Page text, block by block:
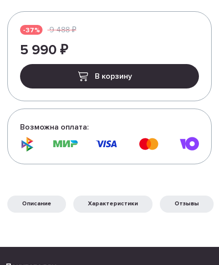
-37% 9 488 ₽
5 990 ₽
В корзину
Возможна оплата:
Описание Характеристики Отзывы